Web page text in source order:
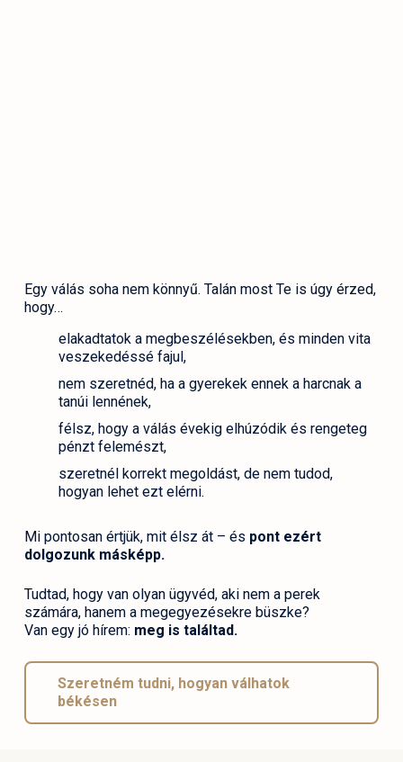
Egy válás soha nem könnyű. Talán most Te is úgy érzed,
hogy…
elakadtatok a megbeszélésekben, és minden vita
veszekedéssé fajul,
nem szeretnéd, ha a gyerekek ennek a harcnak a
tanúi lennének,
félsz, hogy a válás évekig elhúzódik és rengeteg
pénzt felemészt,
szeretnél korrekt megoldást, de nem tudod,
hogyan lehet ezt elérni.
Mi pontosan értjük, mit élsz át – és pont ezért
dolgozunk másképp.
Tudtad, hogy van olyan ügyvéd, aki nem a perek
számára, hanem a megegyezésekre büszke?
Van egy jó hírem: meg is találtad.
Szeretném tudni, hogyan válhatok
békésen